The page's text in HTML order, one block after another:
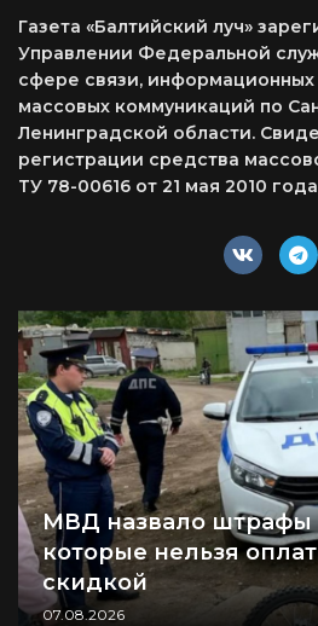
Газета «Балтийский луч»
Управлении Федеральной
сфере связи, информационных
массовых коммуникаций по
Ленинградской области.
регистрации средства
ТУ 78-00616 от 21 мая 2010
МВД назвало
которые нельзя
скидкой
07.08.2026